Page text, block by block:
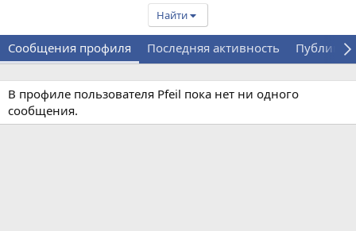
Найти
Сообщения профиля Последняя активность
В профиле пользователя Pfeil пока нет ни одного
сообщения.